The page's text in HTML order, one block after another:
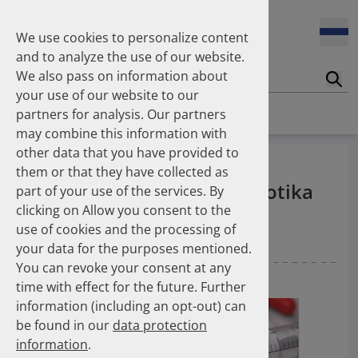
Homepage News Number Of The Month
01.10.2024
Im Jahr 2023 wurden 6 % weniger Opioide pro 1.000
GKV-Versicherte verordnet als im Jahr 2019.
01.09.2024
Im Jahr 2021 wurden 172 % mehr Entlassrezepte zu
Lasten der GKV abgerechnet als im Jahr 2018.
01.08.2024
Im ersten Halbjahr 2023 wurden 21 % weniger
Fixdosiskombinationen für kardiovaskuläre
Erkrankungen in öffentlichen Apotheken abgegeben als
noch im zweiten Halbjahr 2018.
01.07.2024
Im Jahr 2023 wurden 31,8 Mio. Packungen kühlpflichtige
Arzneimittel in öffentlichen Apotheken zu Lasten der
gesetzlichen Krankenversicherung abgegeben.
Im Jahr 2023 wurden 413
Packungen perorale Antibiotika
pro 1.000 GKV-Versicherte
verordnet.
01.04.2024 Gradl G
We use cookies to personalize content
and to analyze the use of our website.
We also pass on information about
your use of our website to our
partners for analysis. Our partners
may combine this information with
other data that you have provided to
them or that they have collected as
part of your use of the services. By
clicking on Allow you consent to the
use of cookies and the processing of
your data for the purposes mentioned.
You can revoke your consent at any
time with effect for the future. Further
information (including an opt-out) can
be found in our data protection
information.